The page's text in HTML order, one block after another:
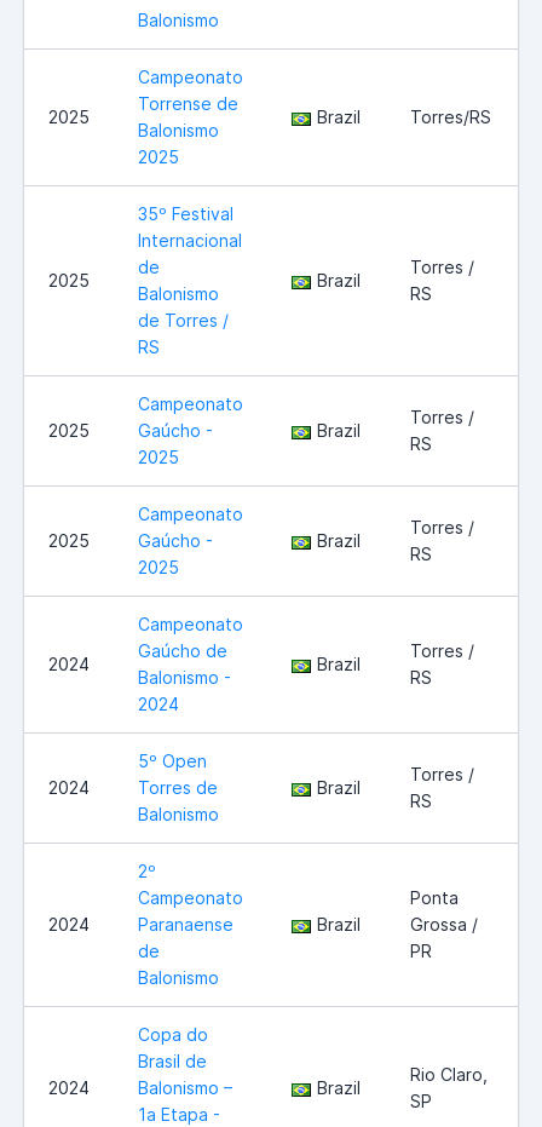
Balonismo
2025
Campeonato
Torrense de
Balonismo
2025
Brazil Torres/RS
2025
35º Festival
Internacional
de
Balonismo
de Torres /
RS
Brazil
Torres /
RS
2025
Campeonato
Gaúcho -
2025
Brazil
Torres /
RS
2025
Campeonato
Gaúcho -
2025
Brazil
Torres /
RS
2024
Campeonato
Gaúcho de
Balonismo -
2024
Brazil
Torres /
RS
2024
5º Open
Torres de
Balonismo
Brazil
Torres /
RS
2024
2º
Campeonato
Paranaense
de
Balonismo
Brazil
Ponta
Grossa /
PR
2024
Copa do
Brasil de
Balonismo –
1a Etapa -
Brazil
Rio Claro,
SP